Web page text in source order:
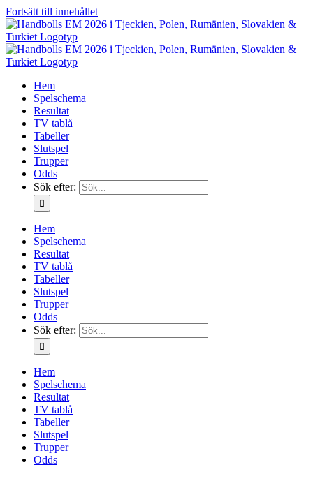
Fortsätt till innehållet
Hem
Spelschema
Resultat
TV tablå
Tabeller
Slutspel
Trupper
Odds
Sök efter:
Hem
Spelschema
Resultat
TV tablå
Tabeller
Slutspel
Trupper
Odds
Sök efter:
Hem
Spelschema
Resultat
TV tablå
Tabeller
Slutspel
Trupper
Odds